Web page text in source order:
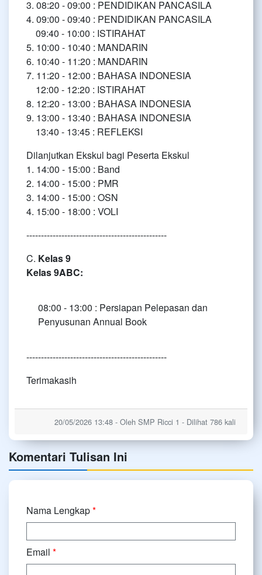
3. 08:20 - 09:00 : PENDIDIKAN PANCASILA
4. 09:00 - 09:40 : PENDIDIKAN PANCASILA
09:40 - 10:00 : ISTIRAHAT
5. 10:00 - 10:40 : MANDARIN
6. 10:40 - 11:20 : MANDARIN
7. 11:20 - 12:00 : BAHASA INDONESIA
12:00 - 12:20 : ISTIRAHAT
8. 12:20 - 13:00 : BAHASA INDONESIA
9. 13:00 - 13:40 : BAHASA INDONESIA
13:40 - 13:45 : REFLEKSI
Dilanjutkan Ekskul bagi Peserta Ekskul
1. 14:00 - 15:00 : Band
2. 14:00 - 15:00 : PMR
3. 14:00 - 15:00 : OSN
4. 15:00 - 18:00 : VOLI
------------------------------------------------
C. Kelas 9
Kelas 9ABC:
08:00 - 13:00 : Persiapan Pelepasan dan
Penyusunan Annual Book
------------------------------------------------
Terimakasih
20/05/2026 13:48 - Oleh SMP Ricci 1 - Dilihat 786 kali
Komentari Tulisan Ini
Nama Lengkap*
Email *